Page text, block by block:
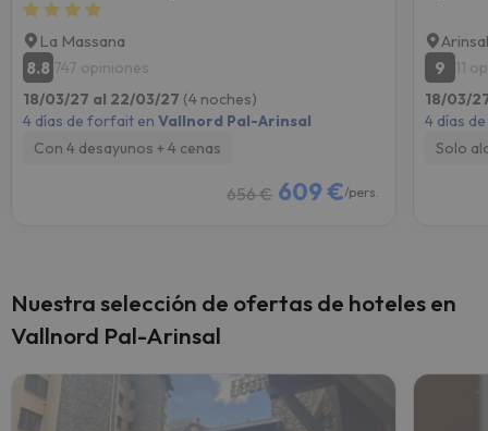
La Massana
8.8 747 opiniones
18/03/27 al 22/03/27 (4 noches)
4 días de forfait en Vallnord Pal-Arinsal
Con 4 desayunos + 4 cenas
656 € 609 €/pers.
9
11
18/03/
4 días
Solo
Nuestra selección de ofertas de hoteles en
Vallnord Pal-Arinsal